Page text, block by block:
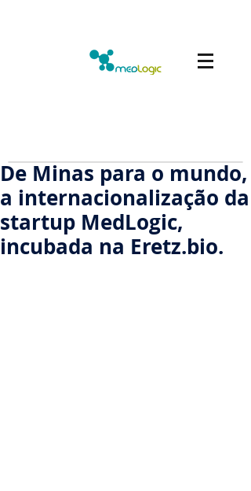
De Minas para o mundo,
a internacionalização da
startup MedLogic,
incubada na Eretz.bio.